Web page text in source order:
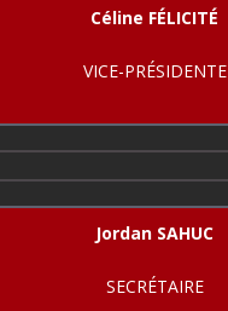
Céline FÉLICITÉ
VICE-PRÉSIDENTE
Jordan SAHUC
SECRÉTAIRE